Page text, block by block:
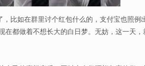
比如在群里讨个红包什么的，支付宝也照例
都做着不想长大的白日梦。无妨，这一天